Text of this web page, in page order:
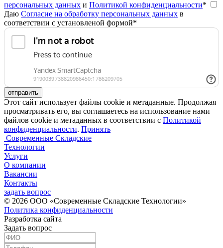
персональных данных и Политикой конфиденциальности*
Даю Согласие на обработку персональных данных в
соответствии с установленой формой*
отправить
Этот сайт использует файлы cookie и метаданные. Продолжая
просматривать его, вы соглашаетесь на использование нами
файлов cookie и метаданных в соответствии с Политикой
конфиденциальности. Принять
Современные Складские
Технологии
Услуги
О компании
Вакансии
Контакты
задать вопрос
© 2026 ООО «Современные Складские Технологии»
Политика конфиденциальности
Разработка сайта
Задать вопрос